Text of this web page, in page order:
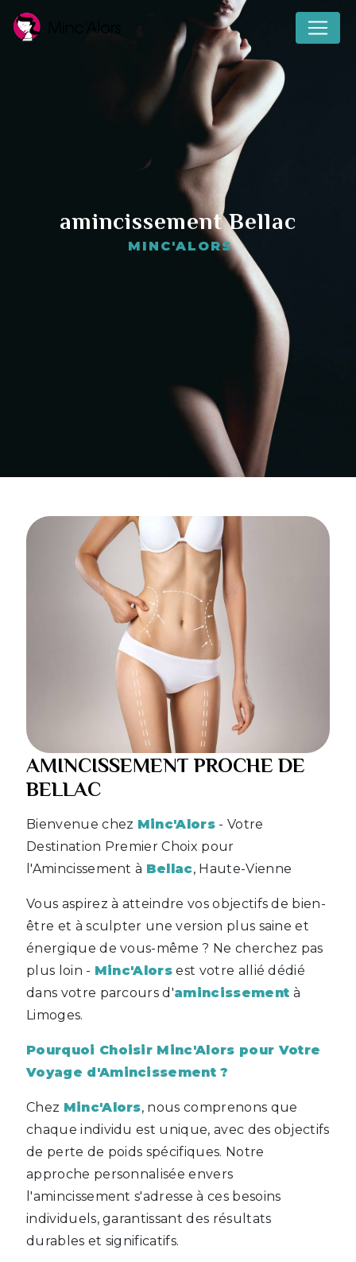
amincissement Bellac
MINC'ALORS
AMINCISSEMENT PROCHE DE
BELLAC
Bienvenue chez Minc'Alors - Votre
Destination Premier Choix pour
l'Amincissement à Bellac, Haute-Vienne
Vous aspirez à atteindre vos objectifs de bien-
être et à sculpter une version plus saine et
énergique de vous-même ? Ne cherchez pas
plus loin - Minc'Alors est votre allié dédié
dans votre parcours d'amincissement à
Limoges.
Pourquoi Choisir Minc'Alors pour Votre
Voyage d'Amincissement ?
Chez Minc'Alors, nous comprenons que
chaque individu est unique, avec des objectifs
de perte de poids spécifiques. Notre
approche personnalisée envers
l'amincissement s'adresse à ces besoins
individuels, garantissant des résultats
durables et significatifs.
Panneau de gestion des cookies